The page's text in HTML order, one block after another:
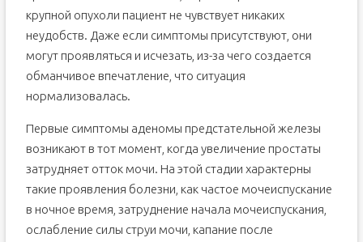
крупной опухоли пациент не чувствует никаких
неудобств. Даже если симптомы присутствуют, они
могут проявляться и исчезать, из-за чего создается
обманчивое впечатление, что ситуация
нормализовалась.
Первые симптомы аденомы предстательной железы
возникают в тот момент, когда увеличение простаты
затрудняет отток мочи. На этой стадии характерны
такие проявления болезни, как частое мочеиспускание
в ночное время, затруднение начала мочеиспускания,
ослабление силы струи мочи, капание после